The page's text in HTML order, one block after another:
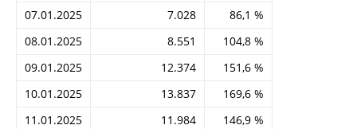
07.01.2025
7.028
86,1 %
08.01.2025
8.551
104,8 %
09.01.2025
12.374
151,6 %
10.01.2025
13.837
169,6 %
11.01.2025
11.984
146,9 %